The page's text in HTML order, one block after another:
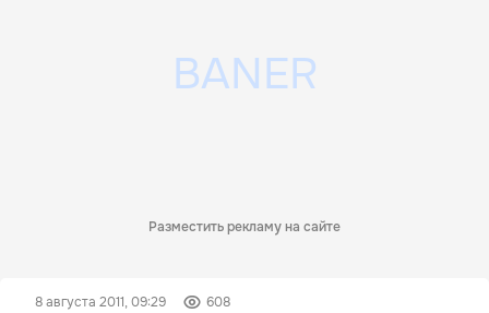
Разместить рекламу на сайте
8 августа 2011, 09:29 608